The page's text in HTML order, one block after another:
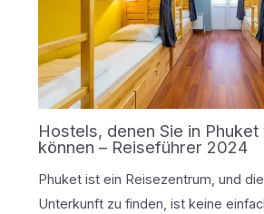
Hostels, denen Sie in
können – Reiseführer 2024
Phuket ist ein Reisezentrum, und
Unterkunft zu finden, ist keine